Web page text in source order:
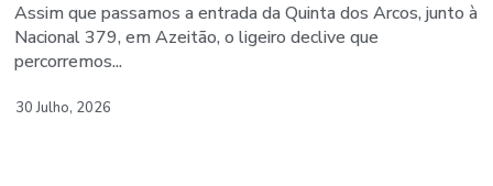
Assim que passamos a entrada da Quinta dos Arcos, junto à
Nacional 379, em Azeitão, o ligeiro declive que
percorremos...
30 Julho, 2026